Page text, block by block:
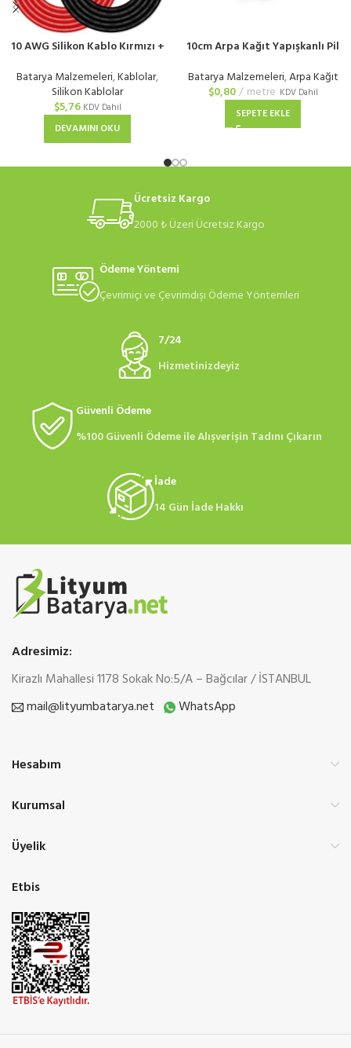
10 AWG Silikon Kablo Kırmızı +
Batarya Malzemeleri,Kablolar,
Silikon Kablolar
$5,76 KDV Dahil
DEVAMINI OKU
10cm Arpa Kağıt Yapışkanlı Pil
Batarya Malzemeleri,Arpa Kağıt
$0,80 metre KDV Dahil
SEPETE EKLE
Ücretsiz Kargo
2000 ₺ Üzeri Ücretsiz Kargo
Ödeme Yöntemi
Çevrimiçi ve Çevrimdışı Ödeme Yöntemleri
7/24
Hizmetinizdeyiz
Güvenli Ödeme
%100 Güvenli Ödeme ile Alışverişin Tadını Çıkarın
İade
14 Gün İade Hakkı
Adresimiz:
Kirazlı Mahallesi 1178 Sokak No:5/A – Bağcılar / İSTANBUL
mail@lityumbatarya.net
WhatsApp
Hesabım
Kurumsal
Üyelik
Etbis